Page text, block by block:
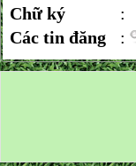
Chữ ký
:
Các tin đăng
: